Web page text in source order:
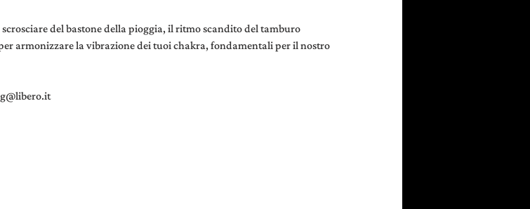
del bastone della pioggia, il ritmo scandito del tamburo
armonizzare la vibrazione dei tuoi chakra, fondamentali per il nostro